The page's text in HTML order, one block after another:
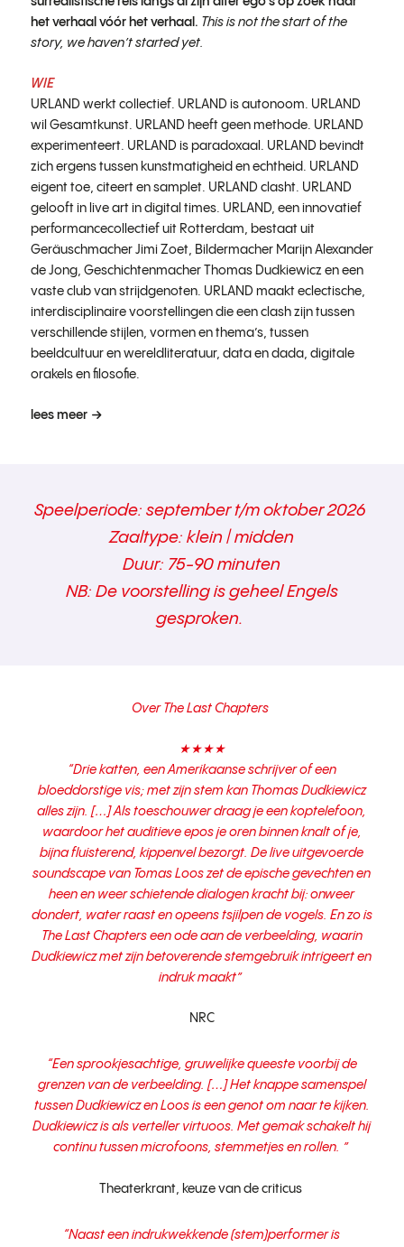
het verhaal vóór het verhaal. This is not the start of the
story, we haven’t started yet.
WIE
URLAND werkt collectief. URLAND is autonoom. URLAND
wil Gesamtkunst. URLAND heeft geen methode. URLAND
experimenteert. URLAND is paradoxaal. URLAND bevindt
zich ergens tussen kunstmatigheid en echtheid. URLAND
eigent toe, citeert en samplet. URLAND clasht. URLAND
gelooft in live art in digital times. URLAND, een innovatief
performancecollectief uit Rotterdam, bestaat uit
Geräuschmacher Jimi Zoet, Bildermacher Marijn Alexander
de Jong, Geschichtenmacher Thomas Dudkiewicz en een
vaste club van strijdgenoten. URLAND maakt eclectische,
interdisciplinaire voorstellingen die een clash zijn tussen
verschillende stijlen, vormen en thema’s, tussen
beeldcultuur en wereldliteratuur, data en dada, digitale
orakels en filosofie.
lees meer
Speelperiode: september t/m oktober 2026
Zaaltype: klein | midden
Duur: 75-90 minuten
NB: De voorstelling is geheel Engels
gesproken.
Over The Last Chapters
★★★★
“Drie katten, een Amerikaanse schrijver of een
bloeddorstige vis; met zijn stem kan Thomas Dudkiewicz
alles zijn. […] Als toeschouwer draag je een koptelefoon,
waardoor het auditieve epos je oren binnen knalt of je,
bijna fluisterend, kippenvel bezorgt. De live uitgevoerde
soundscape van Tomas Loos zet de epische gevechten en
heen en weer schietende dialogen kracht bij: onweer
dondert, water raast en opeens tsjilpen de vogels. En zo is
The Last Chapters een ode aan de verbeelding, waarin
Dudkiewicz met zijn betoverende stemgebruik intrigeert en
indruk maakt”
NRC
“Een sprookjesachtige, gruwelijke queeste voorbij de
grenzen van de verbeelding. […] Het knappe samenspel
tussen Dudkiewicz en Loos is een genot om naar te kijken.
Dudkiewicz is als verteller virtuoos. Met gemak schakelt hij
continu tussen microfoons, stemmetjes en rollen. ”
Theaterkrant, keuze van de criticus
“Naast een indrukwekkende (stem)performer is